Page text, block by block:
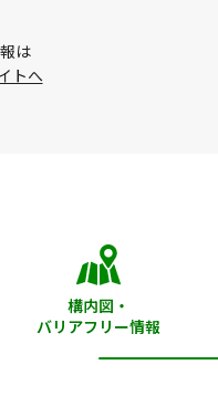
は
トへ
構内図・
バリアフリー情報